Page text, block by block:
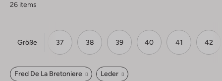
26 items
Größe
36 37 38 39 40 41 42
Fred De La Bretoniere Leder